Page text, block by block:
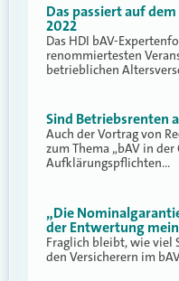
Das passiert auf
2022
Das HDI bAV-
renommiertesten
betrieblichen
Sind Betriebsrenten
Auch der Vortrag von
zum Thema „bAV in
Aufklärungspflichten…
„Die
der Entwertung
Fraglich bleibt, wie
den Versicherern im